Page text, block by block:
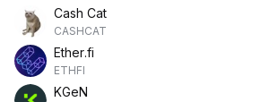
Cash Cat
CASHCAT
Ether.fi
ETHFI
KGeN